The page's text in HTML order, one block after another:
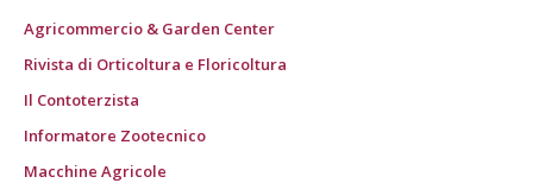
Agricommercio & Garden Center
Rivista di Orticoltura e Floricoltura
Il Contoterzista
Informatore Zootecnico
Macchine Agricole